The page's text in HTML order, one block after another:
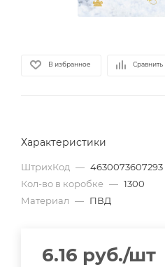
В избранное Сравнить
Характеристики
ШтрихКод — 4630073607293
Кол-во в коробке — 1300
Материал — ПВД
6.16 руб./шт